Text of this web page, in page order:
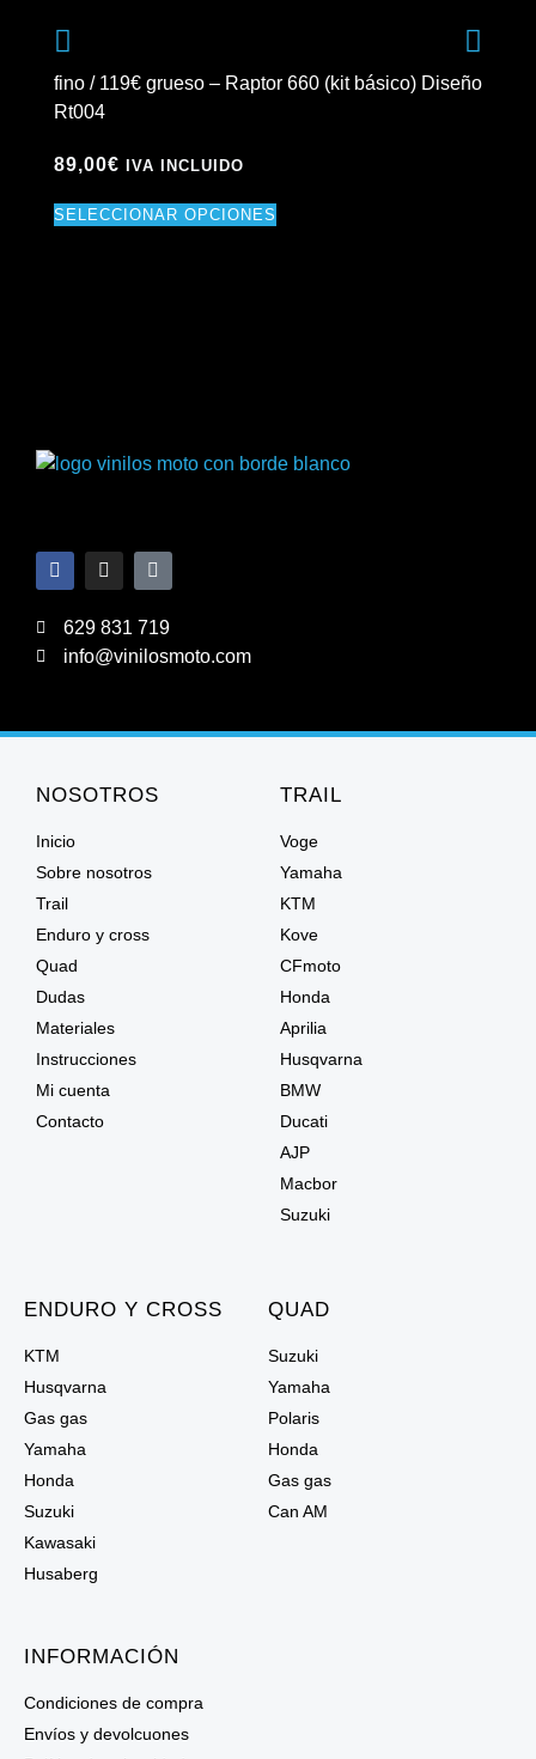
fino / 119€ grueso – Raptor 660 (kit básico) Diseño
Rt004
89,00€ IVA INCLUIDO
SELECCIONAR OPCIONES
629 831 719
info@vinilosmoto.com
NOSOTROS
Inicio
Sobre nosotros
Trail
Enduro y cross
Quad
Dudas
Materiales
Instrucciones
Mi cuenta
Contacto
TRAIL
Voge
Yamaha
KTM
Kove
CFmoto
Honda
Aprilia
Husqvarna
BMW
Ducati
AJP
Macbor
Suzuki
ENDURO Y CROSS
KTM
Husqvarna
Gas gas
Yamaha
Honda
Suzuki
Kawasaki
Husaberg
QUAD
Suzuki
Yamaha
Polaris
Honda
Gas gas
Can AM
INFORMACIÓN
Condiciones de compra
Envíos y devolcuones